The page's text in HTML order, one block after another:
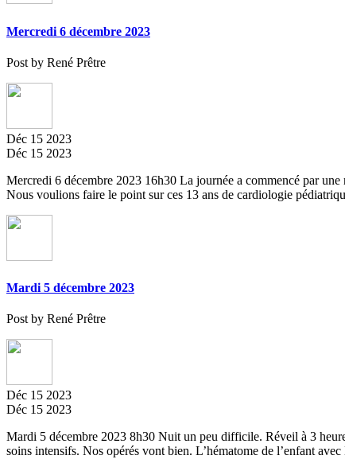
Mercredi 6 décembre 2023
Post by René Prêtre
Déc 15 2023
Déc 15 2023
Mercredi 6 décembre 2023 16h30 La journée a commencé par
Nous voulions faire le point sur ces 13 ans de cardiologie
Mardi 5 décembre 2023
Post by René Prêtre
Déc 15 2023
Déc 15 2023
Mardi 5 décembre 2023 8h30 Nuit un peu difficile. Réveil à 3
soins intensifs. Nos opérés vont bien. L’hématome de l’enfant